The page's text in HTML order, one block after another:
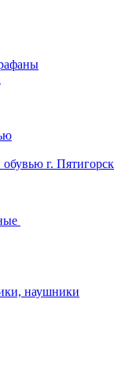
г. Пятигорск
наушники